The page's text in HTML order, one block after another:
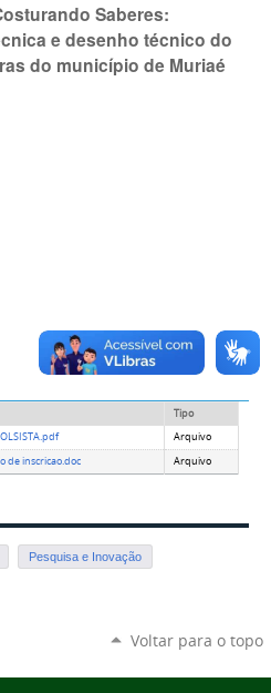
Saberes:
e desenho técnico do
do município de Muriaé
Tipo
Arquivo
de inscricao.doc
Arquivo
Pesquisa e Inovação
Voltar para o topo